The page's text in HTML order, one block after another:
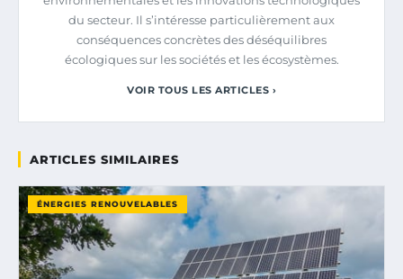
du secteur. Il s’intéresse particulièrement aux
conséquences concrètes des déséquilibres
écologiques sur les sociétés et les écosystèmes.
VOIR TOUS LES ARTICLES ›
ARTICLES SIMILAIRES
ÉNERGIES RENOUVELABLES